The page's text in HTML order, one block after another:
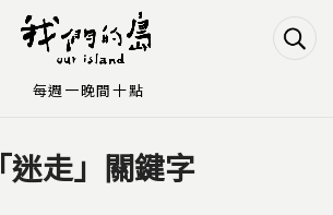
Jump to Navigation
Jump to Main content
「迷走」關鍵字
每週一晚間十點